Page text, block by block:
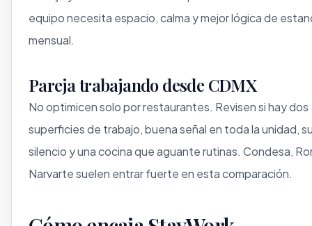
equipo necesita espacio, calma y mejor lógica de
mensual.
Pareja trabajando desde CDMX
No optimicen solo por restaurantes. Revisen si hay dos
superficies de trabajo, buena señal en toda la unidad,
silencio y una cocina que aguante rutinas. Condesa,
Narvarte suelen entrar fuerte en esta comparación.